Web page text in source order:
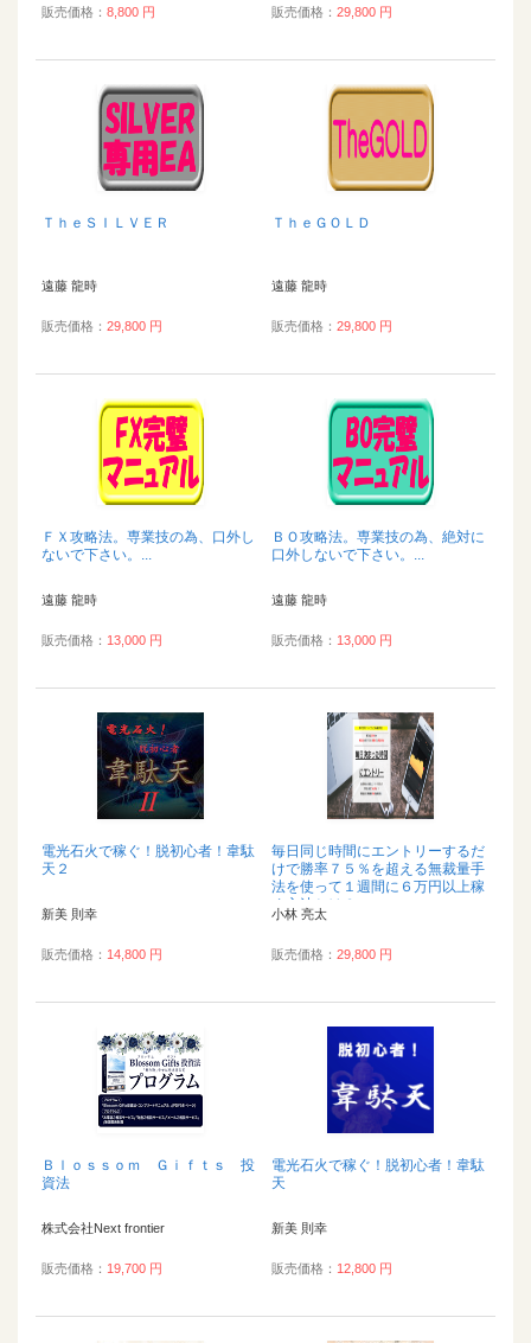
販売価格： 8,800 円 販売価格： 29,800 円
ＴｈｅＳＩＬＶＥＲ
遠藤 龍時
販売価格： 29,800 円
ＴｈｅＧＯＬＤ
遠藤 龍時
販売価格： 29,800 円
ＦＸ攻略法。専業技の為、口外し
ないで下さい。...
遠藤 龍時
販売価格： 13,000 円
ＢＯ攻略法。専業技の為、絶対に
口外しないで下さい。...
遠藤 龍時
販売価格： 13,000 円
電光石火で稼ぐ！脱初心者！韋駄
天２
新美 則幸
販売価格： 14,800 円
毎日同じ時間にエントリーするだ
けで勝率７５％を超える無裁量手
法を使って１週間に６万円以上稼
ぐ方法とは？...
小林 亮太
販売価格： 29,800 円
Ｂｌｏｓｓｏｍ Ｇｉｆｔｓ 投
資法
株式会社Next frontier
販売価格： 19,700 円
電光石火で稼ぐ！脱初心者！韋駄
天
新美 則幸
販売価格： 12,800 円